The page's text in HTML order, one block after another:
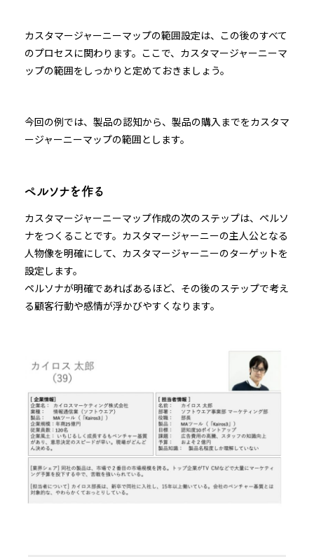
カスタマージャーニーマップの範囲設定は、この後のすべて
のプロセスに関わります。ここで、カスタマージャーニーマ
ップの範囲をしっかりと定めておきましょう。
今回の例では、製品の認知から、製品の購入までをカスタマ
ージャーニーマップの範囲とします。
ペルソナを作る
カスタマージャーニーマップ作成の次のステップは、ペルソ
ナをつくることです。カスタマージャーニーの主人公となる
人物像を明確にして、カスタマージャーニーのターゲットを
設定します。
ペルソナが明確であればあるほど、その後のステップで考え
る顧客行動や感情が浮かびやすくなります。